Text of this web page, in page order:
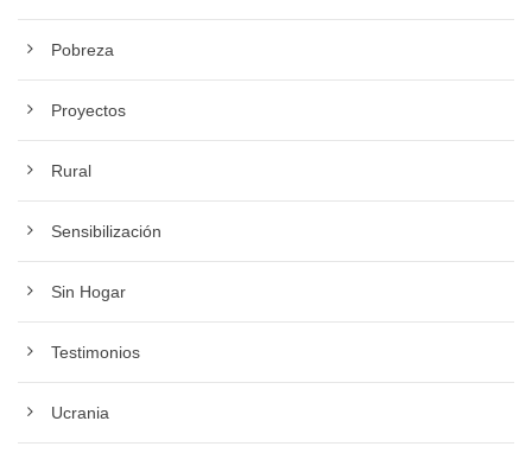
Pobreza
Proyectos
Rural
Sensibilización
Sin Hogar
Testimonios
Ucrania